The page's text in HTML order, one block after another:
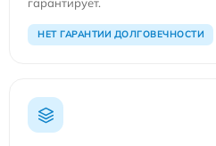
НЕТ ГАРАНТИИ ДОЛГОВЕЧНОСТИ